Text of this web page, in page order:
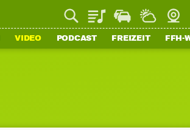
PlaylistStaupilotWetter
VIDEO PODCAST FREIZEIT FFH-